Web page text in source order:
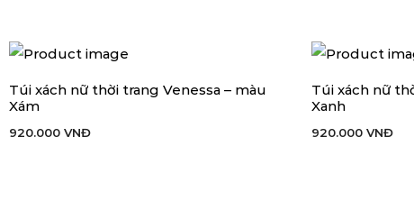
THÊM VÀO GIỎ HÀNG
Túi xách nữ thời trang Venessa – màu
Xám
920.000 VNĐ
THÊM VÀO GIỎ
Túi xách nữ
Xanh
920.000 VNĐ